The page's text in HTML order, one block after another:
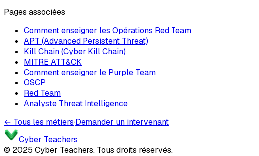
Pages associées
Comment enseigner les Opérations Red Team
APT (Advanced Persistent Threat)
Kill Chain (Cyber Kill Chain)
MITRE ATT&CK
Comment enseigner le Purple Team
OSCP
Red Team
Analyste Threat Intelligence
← Tous les métiers·Demander un intervenant
Cyber Teachers
© 2025 Cyber Teachers. Tous droits réservés.